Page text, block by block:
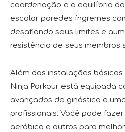
coordenação e o equilíbrio
escalar paredes íngremes
desafiando seus limites e
resistência de seus membros
Além das instalações
Ninja Parkour está equipada
avançados de ginástica e
profissionais. Você pode
aeróbica e outros para